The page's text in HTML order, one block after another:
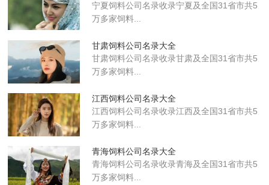
宁夏饲料公司名录收录宁夏及全国31省市共5
万多家饲料...
甘肃饲料公司名录大全
甘肃饲料公司名录收录甘肃及全国31省市共5
万多家饲料...
江西饲料公司名录大全
江西饲料公司名录收录江西及全国31省市共5
万多家饲料...
青海饲料公司名录大全
青海饲料公司名录收录青海及全国31省市共5
万多家饲料...